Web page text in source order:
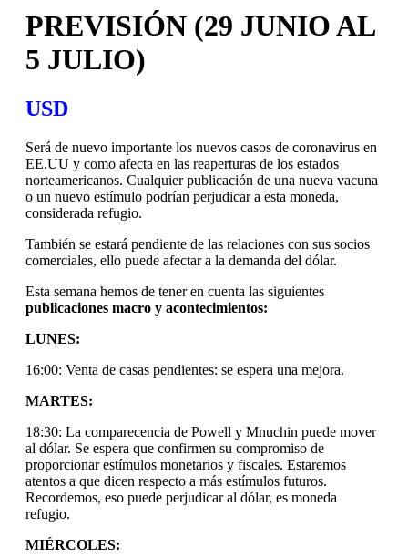
PREVISIÓN (29 JUNIO AL
5 JULIO)
USD
Será de nuevo importante los nuevos casos de coronavirus en
EE.UU y como afecta en las reaperturas de los estados
norteamericanos. Cualquier publicación de una nueva vacuna
o un nuevo estímulo podrían perjudicar a esta moneda,
considerada refugio.
También se estará pendiente de las relaciones con sus socios
comerciales, ello puede afectar a la demanda del dólar.
Esta semana hemos de tener en cuenta las siguientes
publicaciones macro y acontecimientos:
LUNES:
16:00: Venta de casas pendientes: se espera una mejora.
MARTES:
18:30: La comparecencia de Powell y Mnuchin puede mover
al dólar. Se espera que confirmen su compromiso de
proporcionar estímulos monetarios y fiscales. Estaremos
atentos a que dicen respecto a más estímulos futuros.
Recordemos, eso puede perjudicar al dólar, es moneda
refugio.
MIÉRCOLES: